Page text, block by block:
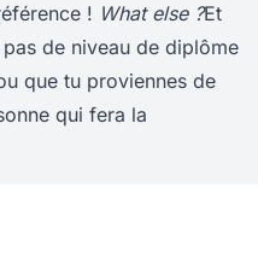
! What else ?Et
de niveau de diplôme
que tu proviennes de
qui fera la